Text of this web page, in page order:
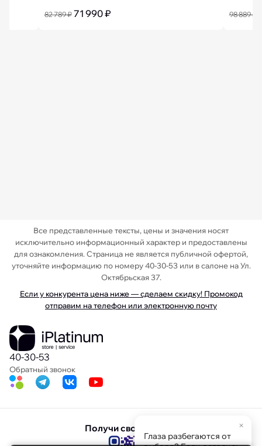
82 789 ₽ 71 990 ₽ 98 889 ₽
Все представленные тексты, цены и значения носят
исключительно информационный характер и предоставлены
для ознакомления. Страница не является публичной офертой,
уточняйте информацию по номеру 40-30-53 или в салоне на Ул.
Октябрьская 37.
Если у конкурента цена ниже — сделаем скидку! Промокод
отправим на телефон или электронную почту
40-30-53
Обратный звонок
Получи свою скидку ×
Глаза разбегаются от